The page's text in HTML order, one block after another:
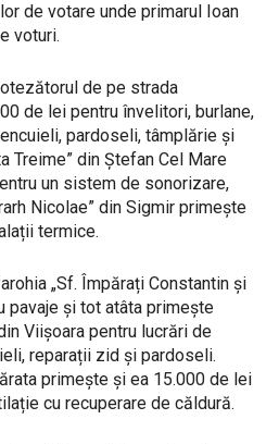
de votare unde primarul Ioan
voturi.
de pe strada
de lei pentru învelitori, burlane,
pardoseli, tâmplărie și
Treime” din Ștefan Cel Mare
un sistem de sonorizare,
Nicolae” din Sigmir primește
termice.
„Sf. Împărați Constantin și
pavaje și tot atâta primește
Viișoara pentru lucrări de
reparații zid și pardoseli.
primește și ea 15.000 de lei
cu recuperare de căldură.